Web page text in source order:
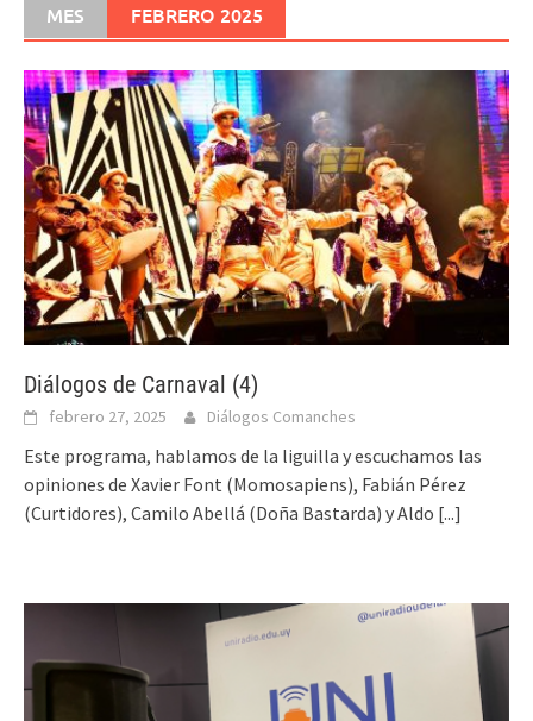
MES FEBRERO 2025
Diálogos de Carnaval (4)
febrero 27, 2025 Diálogos Comanches
Este programa, hablamos de la liguilla y escuchamos las
opiniones de Xavier Font (Momosapiens), Fabián Pérez
(Curtidores), Camilo Abellá (Doña Bastarda) y Aldo [...]